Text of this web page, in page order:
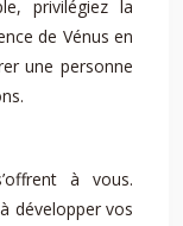
privilégiez la
de Vénus en
une personne
à vous.
développer vos